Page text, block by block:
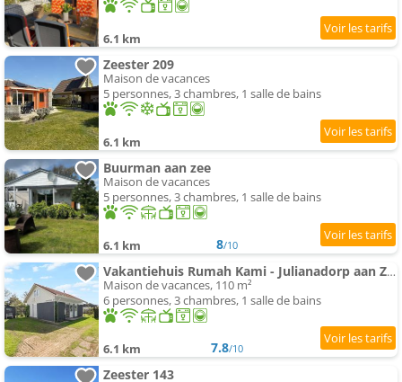
6.1 km
Zeester 209
Maison de vacances
5 personnes, 3 chambres, 1 salle de bains
6.1 km
Buurman aan zee
Maison de vacances
5 personnes, 3 chambres, 1 salle de bains
6.1 km 8/10
Vakantiehuis Rumah Kami - Julianadorp aan Zee
Maison de vacances, 110 m²
6 personnes, 3 chambres, 1 salle de bains
6.1 km 7.8/10
Zeester 143